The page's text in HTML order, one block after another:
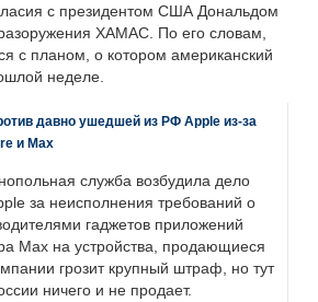
с президентом США Дональдом
ХАМАС. По его словам,
с планом, о котором американский
неделе.
давно ушедшей из РФ Apple из-за
и Max
служба возбудила дело
за неисполнения требований о
гаджетов приложений
Max на устройства, продающиеся
грозит крупный штраф, но тут
ничего и не продает.